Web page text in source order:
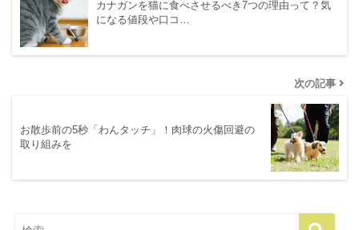
カナガンを猫に食べさせるべき7つの理由って？気
になる値段や口コ…
次の記事
お散歩前の5秒「わんタッチ」！肉球の火傷回避の
取り組みを